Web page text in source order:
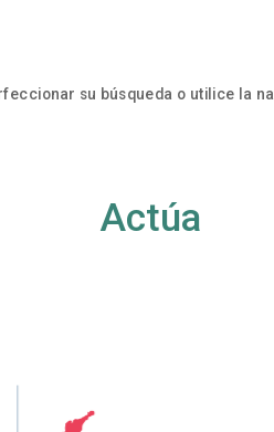
su búsqueda o utilice la
Actúa